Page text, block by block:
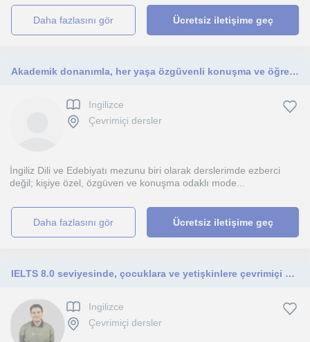
daha fazlasını gör Ücretsiz iletişime geç
Akademik donanımla, her yaşa özgüvenli konuşma ve öğrenme
Ingilizce
Çevrimiçi dersler
İngiliz Dili ve Edebiyatı mezunu biri olarak derslerimde ezberci
değil; kişiye özel, özgüven ve konuşma odaklı mode...
daha fazlasını gör Ücretsiz iletişime geç
IELTS 8.0 seviyesinde, çocuklara ve yetişkinlere çevrimiçi özel İngilizce dersleri sunan, öğrenci odaklı ve sabırlı öğretmen.
Ingilizce
Çevrimiçi dersler